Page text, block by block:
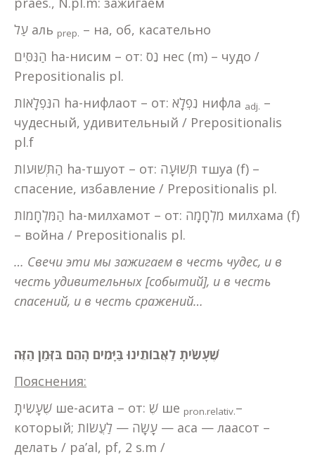
עַל аль prep. – на, об, касательно
הַנִּסִּים hа-нисим – от: נֵס нес (m) – чудо /
Prepositionalis pl.
הנִּפְלָאוֹת hа-нифлаот – от: נִפְלָא нифла adj. –
чудесный, удивительный / Prepositionalis
pl.f
הַתְּשׁוּעוֹת hа-тшуот – от: תְּשׁוּעָה тшуа (f) –
спасение, избавление / Prepositionalis pl.
הַמִּלְחָמוֹת hа-милхамот – от: מִלְחָמָה милхама (f)
– война / Prepositionalis pl.
… Свечи эти мы зажигаем в честь чудес, и в
честь удивительных [событий], и в честь
спасений, и в честь сражений…
שֶׁעָשִׂיתָ לַאֲבוֹתֵינוּ בַּיָּמִים הָהֵם בּזְּמַן הַזֶּה
Пояснения:
שֶׁעָשִׂיתָ ше-асита – от: שֶׁ ше pron.relativ.–
который; עָשָׂה — לַעֲשׂוֹת — аса — лаасот –
делать / pa’al, pf, 2 s.m /